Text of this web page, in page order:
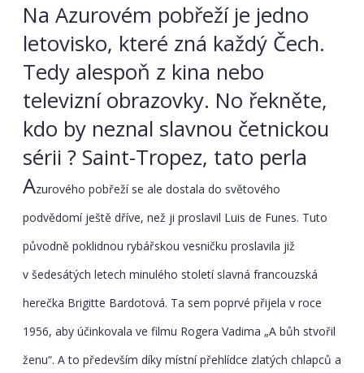
Na Azurovém pobřeží je jedno
letovisko, které zná každý Čech.
Tedy alespoň z kina nebo
televizní obrazovky. No řekněte,
kdo by neznal slavnou četnickou
sérii ? Saint-Tropez, tato perla
Azurového pobřeží se ale dostala do světového
podvědomí ještě dříve, než ji proslavil Luis de Funes. Tuto
původně poklidnou rybářskou vesničku proslavila již
v šedesátých letech minulého století slavná francouzská
herečka Brigitte Bardotová. Ta sem poprvé přijela v roce
1956, aby účinkovala ve filmu Rogera Vadima „A bůh stvořil
ženu“. A to především díky místní přehlídce zlatých chlapců a